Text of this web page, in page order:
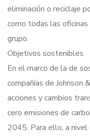
eliminación o reciclaje
como todas las
grupo.
Objetivos sostenibles
En el marco de la de
compañías de Johnson
acciones y cambios
cero emisiones de
2045. Para ello, a nivel